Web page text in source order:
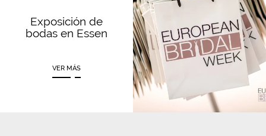
Exposición de
bodas en Essen
VER MÁS